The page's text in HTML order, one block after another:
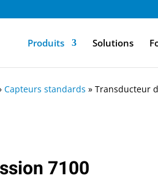
Produits Solutions
Capteurs standards » Transducteur
7100